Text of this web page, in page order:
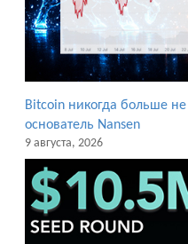
Bitcoin никогда больше
основатель Nansen
9 августа, 2026